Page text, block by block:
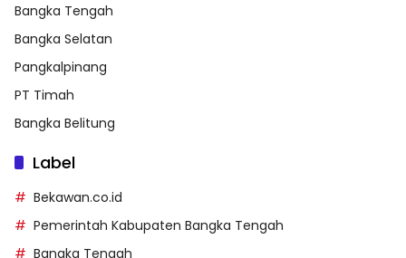
Bangka Tengah
Bangka Selatan
Pangkalpinang
PT Timah
Bangka Belitung
Label
Bekawan.co.id
Pemerintah Kabupaten Bangka Tengah
Bangka Tengah